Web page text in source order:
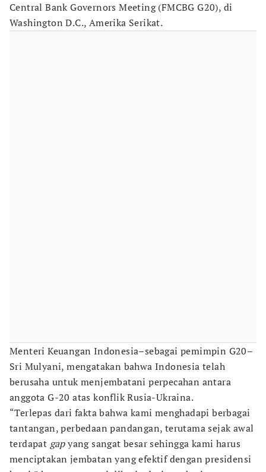
Central Bank Governors Meeting (FMCBG G20), di
Washington D.C., Amerika Serikat.
Menteri Keuangan Indonesia–sebagai pemimpin G20–
Sri Mulyani, mengatakan bahwa Indonesia telah
berusaha untuk menjembatani perpecahan antara
anggota G-20 atas konflik Rusia-Ukraina.
“Terlepas dari fakta bahwa kami menghadapi berbagai
tantangan, perbedaan pandangan, terutama sejak awal
terdapat gapyang sangat besar sehingga kami harus
menciptakan jembatan yang efektif dengan presidensi